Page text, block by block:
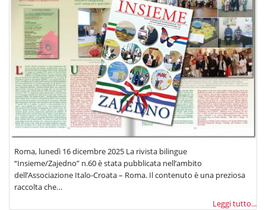
Roma, lunedì 16 dicembre 2025 La rivista bilingue
“Insieme/Zajedno” n.60 è stata pubblicata nell’ambito
dell’Associazione Italo-Croata – Roma. Il contenuto è una preziosa
raccolta che…
Leggi tutto...